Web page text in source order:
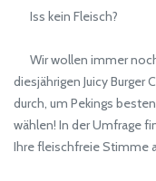
Iss kein Fleisch?
Wir wollen immer noch
diesjährigen Juicy Burger
durch, um Pekings
wählen! In der Umfrage
Ihre fleischfreie Stimme